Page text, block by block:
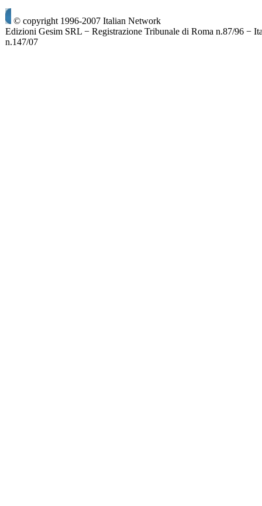
© copyright 1996-2007 Italian Network
Edizioni Gesim SRL − Registrazione Tribunale di Roma n.87/96 −
n.147/07